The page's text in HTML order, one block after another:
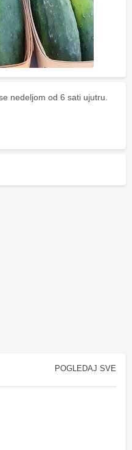
nedeljom od 6 sati ujutru.
POGLEDAJ SVE